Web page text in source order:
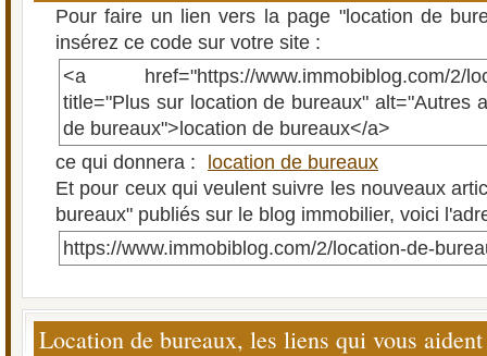
Pour faire un lien vers la page "location de
insérez ce code sur votre site :
<a href="https://www.immobiblog.com/2/
title="Plus sur location de bureaux" alt="Autres
de bureaux">location de bureaux</a>
ce qui donnera :
location de bureaux
Et pour ceux qui veulent suivre les nouveaux
bureaux" publiés sur le blog immobilier, voici
https://www.immobiblog.com/2/location-de-
Location de bureaux, les liens qui vous aident